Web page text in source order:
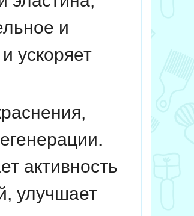
и
ускоряет
активность
улучшает